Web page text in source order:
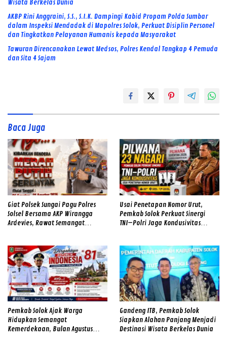
Wisata Berkelas Dunia
AKBP Rini Anggraini, S.S., S.I.K. Dampingi Kabid Propam Polda Sumbar
dalam Inspeksi Mendadak di Mapolres Solok, Perkuat Disiplin Personel
dan Tingkatkan Pelayanan Humanis kepada Masyarakat
Tawuran Direncanakan Lewat Medsos, Polres Kendal Tangkap 4 Pemuda
dan Sita 4 Sajam
Baca Juga
Giat Polsek Sungai Pagu Polres
Solsel Bersama AKP Wirangga
Ardevies, Rawat Semangat
Usai Penetapan Nomor Urut,
Pemkab Solok Perkuat Sinergi
TNI–Polri Jaga Kondusivitas
Pemkab Solok Ajak Warga
Hidupkan Semangat
Kemerdekaan, Bulan Agustus
Gandeng ITB, Pemkab Solok
Siapkan Alahan Panjang Menjadi
Destinasi Wisata Berkelas Dunia